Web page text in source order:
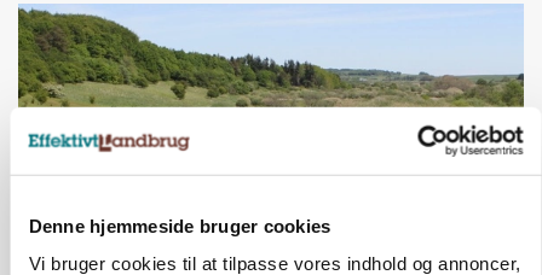
Denne hjemmeside bruger cookies
Vi bruger cookies til at tilpasse vores indhold og annoncer,